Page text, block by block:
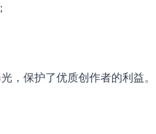
，保护了优质创作者的利益。